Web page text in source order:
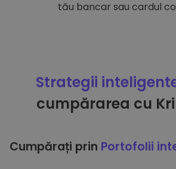
tău bancar sau cardul
Strategii
cumpărarea cu
Cumpărați prin Portofolii